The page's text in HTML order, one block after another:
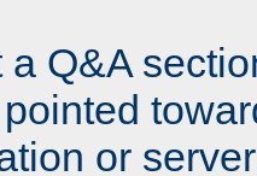
Q&A
or